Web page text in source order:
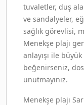
tuvaletler, duş
ve sandalyeler,
sağlık görevlisi,
Menekşe plajı
anlayışı ile
beğenirseniz,
unutmayınız.
Menekşe plajı